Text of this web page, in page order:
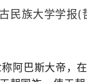
民族大学学报(
阿巴斯大帝，